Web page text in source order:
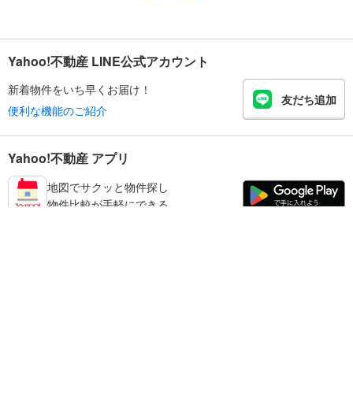
Yahoo!不動産 LINE公式アカウント
新着物件をいち早くお届け！
便利な機能のご紹介
友だち追加
Yahoo!不動産 アプリ
地図でサクッと物件探し
物件比較が手軽にできる